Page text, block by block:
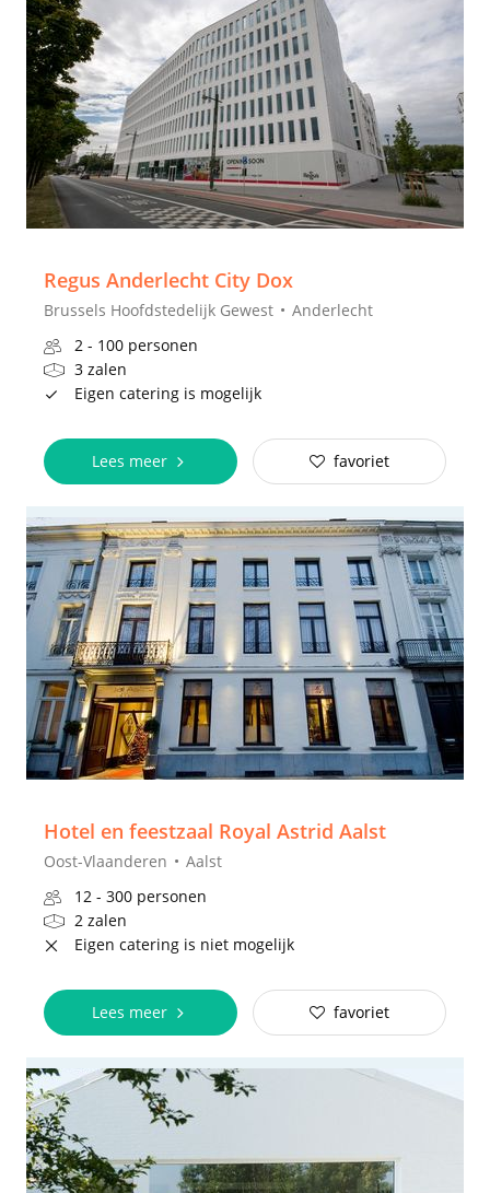
Regus Anderlecht City Dox
Brussels Hoofdstedelijk Gewest
Anderlecht
2 - 100 personen
3 zalen
Eigen catering is mogelijk
Lees meer favoriet
Hotel en feestzaal Royal Astrid Aalst
Oost-Vlaanderen
Aalst
12 - 300 personen
2 zalen
Eigen catering is niet mogelijk
Lees meer favoriet